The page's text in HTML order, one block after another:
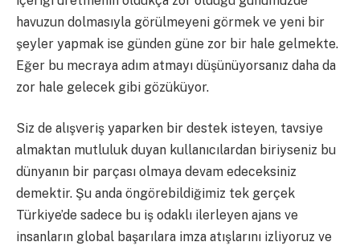
havuzun dolmasıyla görülmeyeni görmek ve yeni bir
şeyler yapmak ise günden güne zor bir hale gelmekte.
Eğer bu mecraya adım atmayı düşünüyorsanız daha da
zor hale gelecek gibi gözüküyor.
Siz de alışveriş yaparken bir destek isteyen, tavsiye
almaktan mutluluk duyan kullanıcılardan biriyseniz bu
dünyanın bir parçası olmaya devam edeceksiniz
demektir. Şu anda öngörebildiğimiz tek gerçek
Türkiye’de sadece bu iş odaklı ilerleyen ajans ve
insanların global başarılara imza atışlarını izliyoruz ve